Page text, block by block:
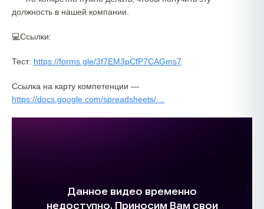
должность в нашей компании.
💻Ссылки:
Тест: https://forms.gle/3f7EM3pCfP7CAGms7
Ссылка на карту компетенции —
https://docs.google.com/spreadsheets/…